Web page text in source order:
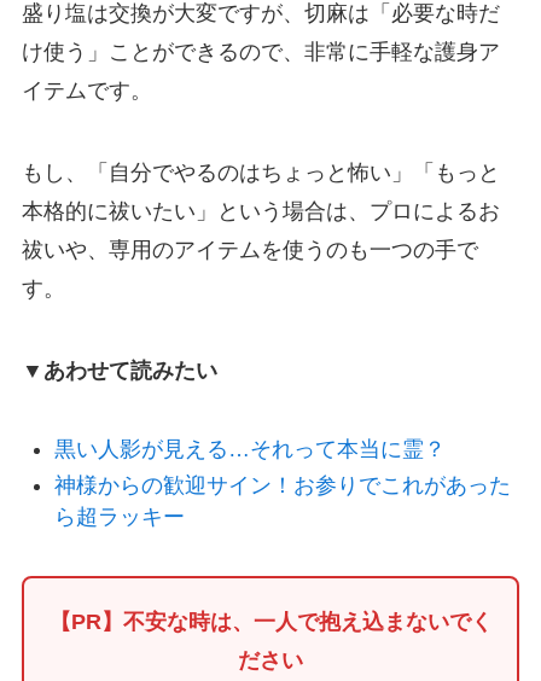
盛り塩は交換が大変ですが、切麻は「必要な時だ
け使う」ことができるので、非常に手軽な護身ア
イテムです。
もし、「自分でやるのはちょっと怖い」「もっと
本格的に祓いたい」という場合は、プロによるお
祓いや、専用のアイテムを使うのも一つの手で
す。
▼あわせて読みたい
黒い人影が見える…それって本当に霊？
神様からの歓迎サイン！お参りでこれがあった
ら超ラッキー
【PR】不安な時は、一人で抱え込まないでく
ださい